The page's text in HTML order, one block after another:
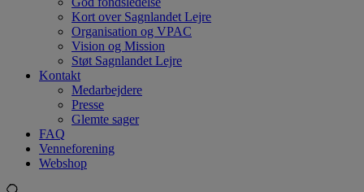
Kort over Sagnlandet Lejre
Organisation og VPAC
Vision og Mission
Støt Sagnlandet Lejre
Kontakt
Medarbejdere
Presse
Glemte sager
FAQ
Venneforening
Webshop